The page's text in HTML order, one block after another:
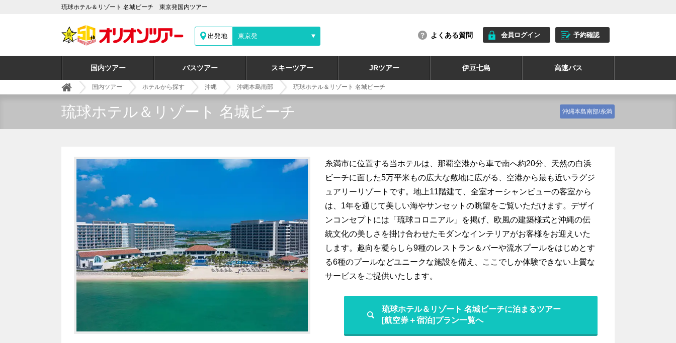
琉球ホテル＆リゾート 名城ビーチ 東京発国内ツアー
出発地 東京発 よくある質問 会員ログイン 予約確認
国内ツアー バスツアー スキーツアー JRツアー 伊豆七島 高速バス
国内ツアー ホテルから探す 沖縄 沖縄本島南部 琉球ホテル＆リゾート 名城ビーチ
琉球ホテル＆リゾート 名城ビーチ 沖縄本島南部/糸満
糸満市に位置する当ホテルは、那覇空港から車で南へ約20分、天然の白浜
ビーチに面した5万平米もの広大な敷地に広がる、空港から最も近いラグジ
ュアリーリゾートです。地上11階建て、全室オーシャンビューの客室から
は、1年を通じて美しい海やサンセットの眺望をご覧いただけます。デザイ
ンコンセプトには「琉球コロニアル」を掲げ、欧風の建築様式と沖縄の伝
統文化の美しさを掛け合わせたモダンなインテリアがお客様をお迎えいた
します。趣向を凝らしら9種のレストラン＆バーや流水プールをはじめとす
る6種のプールなどユニークな施設を備え、ここでしか体験できない上質な
サービスをご提供いたします。
琉球ホテル＆リゾート 名城ビーチに泊まるツアー
[航空券＋宿泊]プラン一覧へ